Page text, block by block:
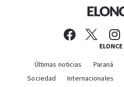
ELONCE
Últimas noticias Paraná
Sociedad
Internacionales